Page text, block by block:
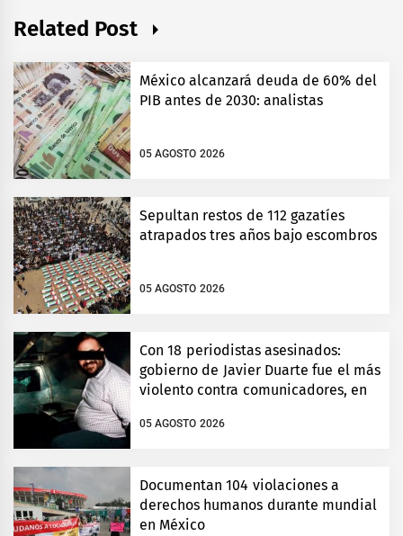
Related Post
México alcanzará deuda de 60% del
PIB antes de 2030: analistas
05 AGOSTO 2026
Sepultan restos de 112 gazatíes
atrapados tres años bajo escombros
05 AGOSTO 2026
Con 18 periodistas asesinados:
gobierno de Javier Duarte fue el más
violento contra comunicadores, en
05 AGOSTO 2026
Documentan 104 violaciones a
derechos humanos durante mundial
en México